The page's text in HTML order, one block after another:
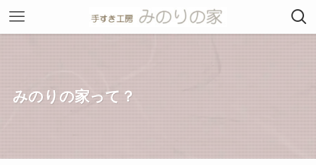
みのりの家って？